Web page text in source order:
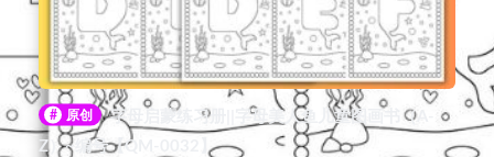
# 原创
字母启蒙练习册||字母美人鱼儿童图画书（A-
Z）~编号【QM-0032】